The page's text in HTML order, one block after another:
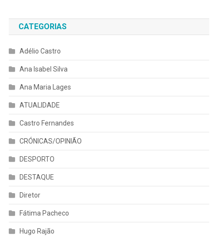
CATEGORIAS
Adélio Castro
Ana Isabel Silva
Ana Maria Lages
ATUALIDADE
Castro Fernandes
CRÓNICAS/OPINIÃO
DESPORTO
DESTAQUE
Diretor
Fátima Pacheco
Hugo Rajão